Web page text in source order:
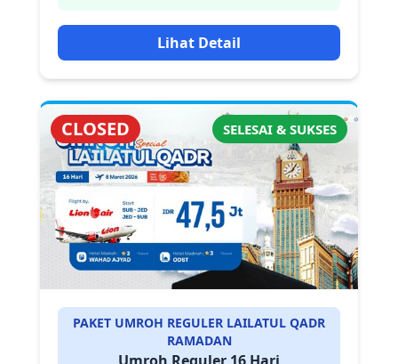
Lihat Detail
CLOSED SELESAI & SUKSES
PAKET UMROH REGULER LAILATUL QADR
RAMADAN